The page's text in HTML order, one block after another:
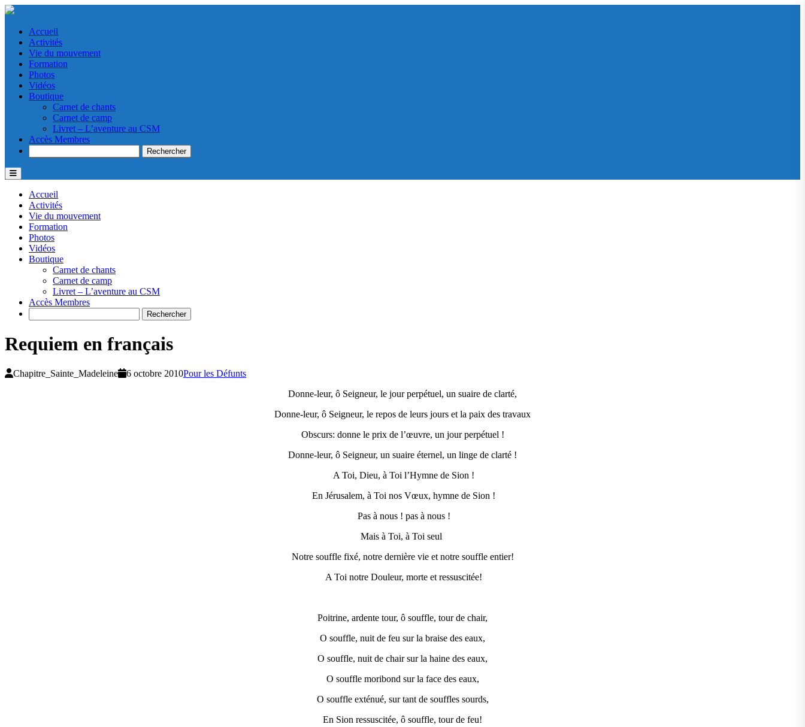
Accueil
Activités
Vie du mouvement
Formation
Photos
Vidéos
Boutique
Carnet de chants
Carnet de camp
Livret – L’aventure au CSM
Accès Membres
Accueil
Activités
Vie du mouvement
Formation
Photos
Vidéos
Boutique
Carnet de chants
Carnet de camp
Livret – L’aventure au CSM
Accès Membres
Requiem en français
Chapitre_Sainte_Madeleine 6 octobre 2010Pour les Défunts
Donne-leur, ô Seigneur, le jour perpétuel, un suaire de clarté,
Donne-leur, ô Seigneur, le repos de leurs jours et la paix des travaux
Obscurs: donne le prix de l’œuvre, un jour perpétuel !
Donne-leur, ô Seigneur, un suaire éternel, un linge de clarté !
A Toi, Dieu, à Toi l’Hymne de Sion !
En Jérusalem, à Toi nos Vœux, hymne de Sion !
Pas à nous ! pas à nous !
Mais à Toi, à Toi seul
Notre souffle fixé, notre dernière vie et notre souffle entier!
A Toi notre Douleur, morte et ressuscitée!
Poitrine, ardente tour, ô souffle, tour de chair,
O souffle, nuit de feu sur la braise des eaux,
O souffle, nuit de chair sur la haine des eaux,
O souffle moribond sur la face des eaux,
O souffle exténué, sur tant de souffles sourds,
En Sion ressuscitée, ô souffle, tour de feu!